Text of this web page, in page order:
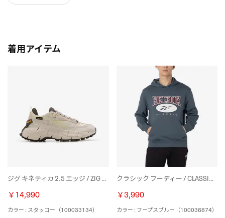
着用アイテム
ジグ キネティカ 2.5 エッジ / ZIG KINETICA 2.5 EDGE （スタッコー）
￥14,990
カラー : スタッコー（100033134）
クラシック フーディー / CLASSIC AE HOODIE （フープスブルー）
￥3,990
カラー : フープスブルー（100036874）